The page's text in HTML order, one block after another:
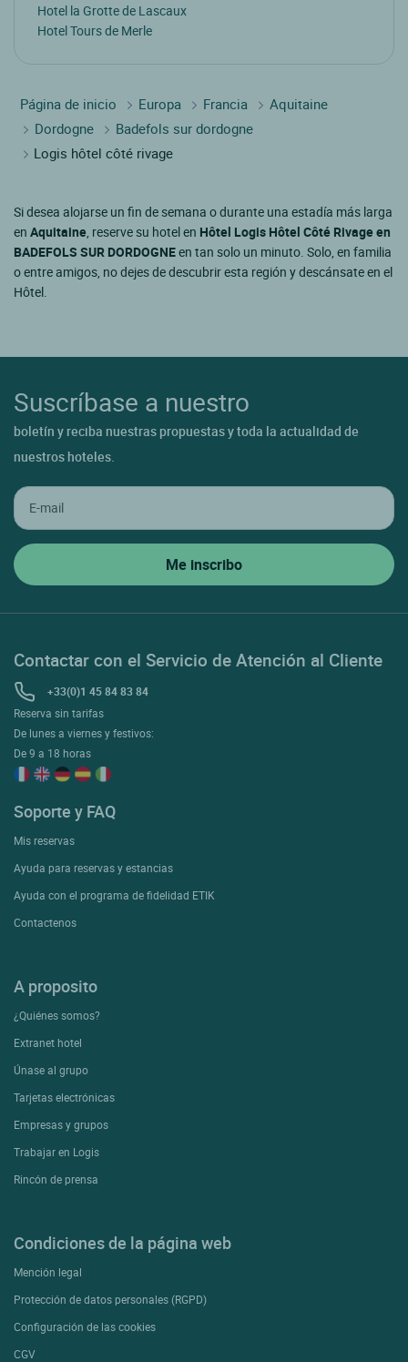
Hotel la Grotte de Lascaux
Hotel Tours de Merle
Página de inicio Europa Francia
Aquitaine
Dordogne
Badefols sur dordogne
Logis hôtel côté rivage
Si desea alojarse un fin de semana o durante una estadía más larga
en Aquitaine , reserve su hotel en Hôtel Logis Hôtel Côté Rivage en
BADEFOLS SUR DORDOGNEen tan solo un minuto. Solo, en familia
o entre amigos, no dejes de descubrir esta región y descánsate en el
Hôtel.
Suscríbase a nuestro
boletín y reciba nuestras propuestas y toda la actualidad de
nuestros hoteles.
Contactar con el Servicio de Atención al Cliente
+33(0)1 45 84 83 84
Reserva sin tarifas
De lunes a viernes y festivos:
De 9 a 18 horas
Soporte y FAQ
Mis reservas
Ayuda para reservas y estancias
Ayuda con el programa de fidelidad ETIK
Contactenos
A proposito
¿Quiénes somos?
Extranet hotel
Únase al grupo
Tarjetas electrónicas
Empresas y grupos
Trabajar en Logis
Rincón de prensa
Condiciones de la página web
Mención legal
Protección de datos personales (RGPD)
Configuración de las cookies
CGV